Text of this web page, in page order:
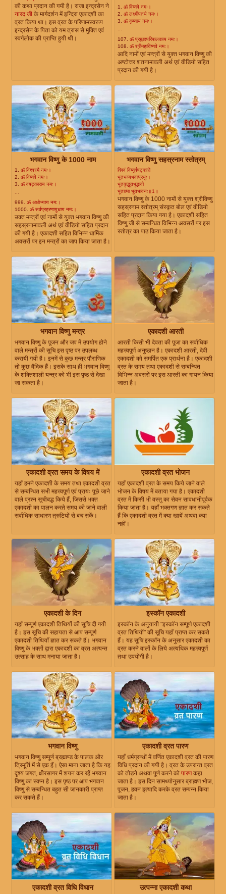
की कथा प्रदान की गयी है। राजा इन्द्रसेन ने
नारद जी के मार्गदर्शन में इन्दिरा एकादशी का
व्रत किया था। इस व्रत के परिणामस्वरूप
इन्द्रसेन के पिता को यम त्रास से मुक्ति एवं
स्वर्गलोक की प्राप्ति हुयी थी।
1.
ॐ विष्णवे नमः।
2.
ॐ लक्ष्मीपतये नमः।
3.
ॐ कृष्णाय नमः।
107.
ॐ प्रह्लादपरिपालकाय नमः।
108.
ॐ श्रीमहाविष्णवे नमः।
आदि नामों एवं मन्त्रों से युक्त भगवान विष्णु की
अष्टोत्तर शतनामावली अर्थ एवं वीडियो सहित
प्रदान की गयी है।
भगवान विष्णु के 1000 नाम
1. ॐ विश्वस्मै नमः।
2. ॐ विष्णवे नमः।
3. ॐ वषट्काराय नमः।
...
999. ॐ अक्षोभ्याय नमः।
1000. ॐ सर्वप्रहरणायुधाय नमः।
उक्त मन्त्रों एवं नामों से युक्त भगवान विष्णु की
सहस्रनामावली अर्थ एवं वीडियो सहित प्रदान
की गयी है। एकादशी सहित विभिन्न धार्मिक
अवसरों पर इन मन्त्रों का जाप किया जाता है।
भगवान विष्णु सहस्रनाम स्तोत्रम्
विश्वं विष्णुर्वषट्कारो
भूतभव्यभवत्प्रभुः।
भूतकृद्भूतभृद्भावो
भूतात्मा भूतभावनः॥1॥
भगवान विष्णु के 1000 नामों से युक्त श्रीविष्णु
सहस्रनाम स्तोत्रम् संस्कृत बोल एवं वीडियो
सहित प्रदान किया गया है। एकादशी सहित
विष्णु जी से सम्बन्धित विभिन्न अवसरों पर इस
स्तोत्र का पाठ किया जाता है।
भगवान विष्णु मन्त्र
भगवान विष्णु के पूजन और जप में उपयोग होने
वाले मन्त्रों की सूचि इस पृष्ठ पर उपलब्ध
करायी गयी है। इनमें से कुछ मन्त्र पौराणिक
तो कुछ वैदिक हैं। इसके साथ ही भगवान विष्णु
के शक्तिशाली यन्त्र को भी इस पृष्ठ से देखा
जा सकता है।
एकादशी आरती
आरती किसी भी देवता की पूजा का सर्वाधिक
महत्त्वपूर्ण अनुष्ठान है। एकादशी आरती, देवी
एकादशी को समर्पित एक प्रार्थना है। एकादशी
व्रत के समय तथा एकादशी से सम्बन्धित
विभिन्न अवसरों पर इस आरती का गायन किया
जाता है।
एकादशी व्रत समय के विषय में
यहाँ हमने एकादशी के समय तथा एकादशी व्रत
से सम्बन्धित सभी महत्त्वपूर्ण एवं प्रायः पूछे जाने
वाले प्रश्न सूचीबद्ध किये हैं, जिससे भक्त
एकादशी का पालन करते समय की जाने वाली
सर्वाधिक साधारण त्रुटियों से बच सकें।
एकादशी व्रत भोजन
यहाँ एकादशी व्रत के समय किये जाने वाले
भोजन के विषय में बताया गया है। एकादशी
व्रत में किसी भी वस्तु का सेवन सावधानीपूर्वक
किया जाता है। यहाँ भक्तगण ज्ञात कर सकते
हैं कि एकादशी व्रत में क्या खायें अथवा क्या
नहीं।
एकादशी के दिन
यहाँ सम्पूर्ण एकादशी तिथियों की सूचि दी गयी
है। इस सूचि की सहायता से आप सम्पूर्ण
एकादशी तिथियाँ ज्ञात कर सकते हैं। भगवान
विष्णु के भक्तों द्वारा एकादशी का व्रत अत्यन्त
उत्साह के साथ मनाया जाता है।
इस्कॉन एकादशी
इस्कॉन के अनुयायी "इस्कॉन सम्पूर्ण एकादशी
व्रत तिथियों" की सूचि यहाँ प्राप्त कर सकते
हैं। यह सूचि इस्कॉन के अनुसार एकादशी का
व्रत करने वालों के लिये अत्यधिक महत्त्वपूर्ण
तथा उपयोगी है।
भगवान विष्णु
भगवान विष्णु सम्पूर्ण ब्रह्माण्ड के पालक और
त्रिमूर्ति में से एक हैं। ऐसा माना जाता है कि यह
दृश्य जगत, क्षीरसागर में शयन कर रहें भगवान
विष्णु का स्वप्न है। इस पृष्ठ पर आप भगवान
विष्णु से सम्बन्धित बहुत सी जानकारी प्राप्त
कर सकते हैं।
एकादशी व्रत पारण
यहाँ धर्मग्रन्थों में वर्णित एकादशी व्रत की पारण
विधि प्रदान की गयी है। व्रत के उपरान्त व्रत
को तोड़ने अथवा पूर्ण करने को पारणकहा
जाता है। इस दिन सामर्थ्यानुसार ब्राह्मण भोज,
पूजन, हवन इत्यादि करके व्रत सम्पन्न किया
जाता है।
एकादशी व्रत विधि विधान उत्पन्ना एकादशी कथा